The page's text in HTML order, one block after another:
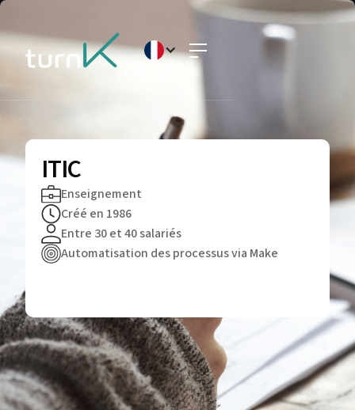
ITIC
Enseignement
Créé en 1986
Entre 30 et 40 salariés
Automatisation des processus via Make